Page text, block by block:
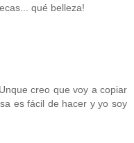
qué belleza!
creo que voy a copiar
es fácil de hacer y yo soy